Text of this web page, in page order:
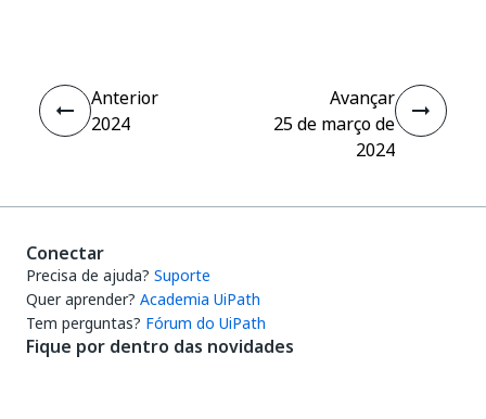
Anterior
2024
Avançar
25 de março de
2024
Conectar
Precisa de ajuda? Suporte
Quer aprender? Academia UiPath
Tem perguntas? Fórum do UiPath
Fique por dentro das novidades